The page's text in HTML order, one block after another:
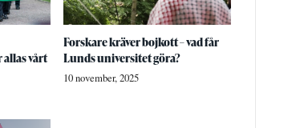
vårt
Forskare kräver bojkott – vad får
Lunds universitet göra?
10 november, 2025